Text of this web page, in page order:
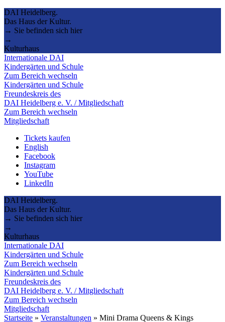
DAI Heidelberg.
Das Haus der Kultur.
→ Sie befinden sich hier
→
Kulturhaus
Internationale DAI
Kindergärten und Schule
Zum Bereich wechseln
Kindergärten und Schule
Freundeskreis des
DAI Heidelberg e. V. / Mitgliedschaft
Zum Bereich wechseln
Mitgliedschaft
Tickets kaufen
English
Facebook
Instagram
YouTube
LinkedIn
DAI Heidelberg.
Das Haus der Kultur.
→ Sie befinden sich hier
→
Kulturhaus
Internationale DAI
Kindergärten und Schule
Zum Bereich wechseln
Kindergärten und Schule
Freundeskreis des
DAI Heidelberg e. V. / Mitgliedschaft
Zum Bereich wechseln
Mitgliedschaft
Startseite » Veranstaltungen » Mini Drama Queens & Kings